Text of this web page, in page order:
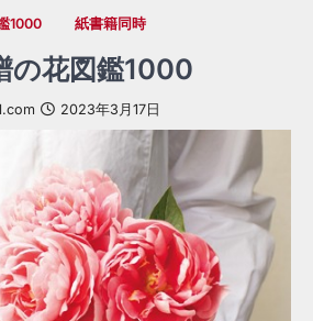
1000
紙書籍同時
の花図鑑1000
2023年3月17日